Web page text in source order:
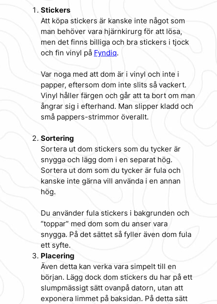
Stickers
Att köpa stickers är kanske inte något som
man behöver vara hjärnkirurg för att lösa,
men det finns billiga och bra stickers i tjock
och fin vinyl på Fyndiq.
Var noga med att dom är i vinyl och inte i
papper, eftersom dom inte slits så vackert.
Vinyl håller färgen och går att ta bort om man
ångrar sig i efterhand. Man slipper kladd och
små pappers-strimmor överallt.
Sortering
Sortera ut dom stickers som du tycker är
snygga och lägg dom i en separat hög.
Sortera ut dom som du tycker är fula och
kanske inte gärna vill använda i en annan
hög.
Du använder fula stickers i bakgrunden och
“toppar” med dom som du anser vara
snygga. På det sättet så fyller även dom fula
ett syfte.
Placering
Även detta kan verka vara simpelt till en
början. Lägg dock dom stickers du har på ett
slumpmässigt sätt ovanpå datorn, utan att
exponera limmet på baksidan. På detta sätt